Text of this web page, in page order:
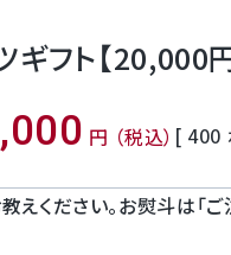
フト【20,000円
税込 [ 400
ください。お熨斗は「